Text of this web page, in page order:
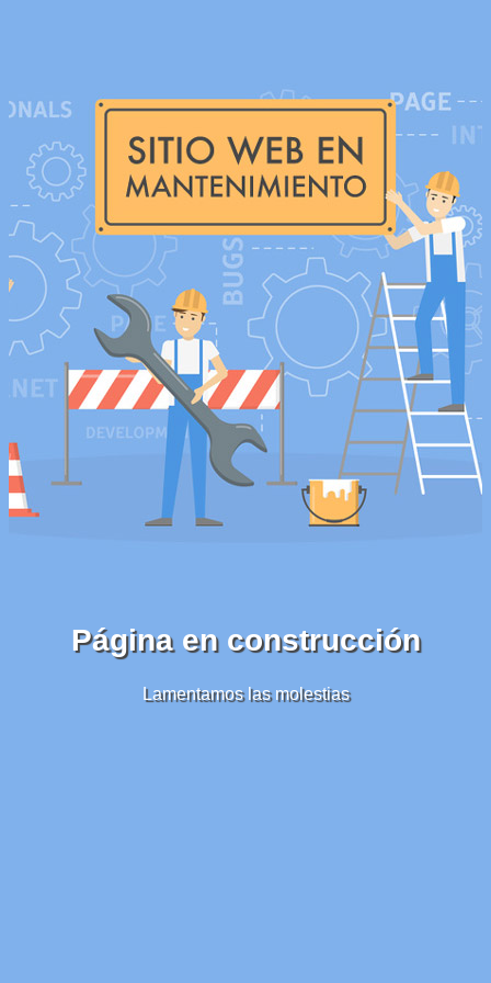
Página en construcción
Lamentamos las molestias